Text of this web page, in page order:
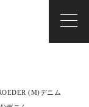
(M)デニム